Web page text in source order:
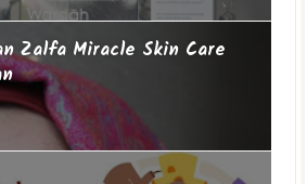
Zalfa Miracle Skin Care